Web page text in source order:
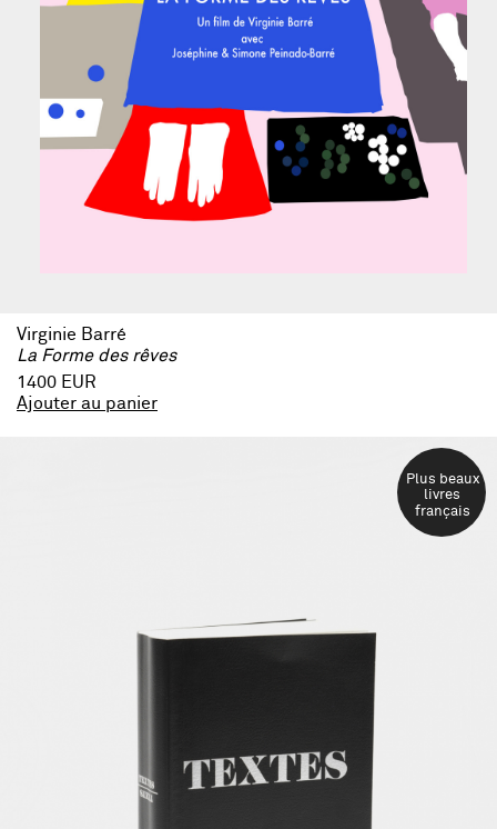
Virginie Barré
La Forme des rêves
1400 EUR
Ajouter au panier
Plus beaux
livres
français